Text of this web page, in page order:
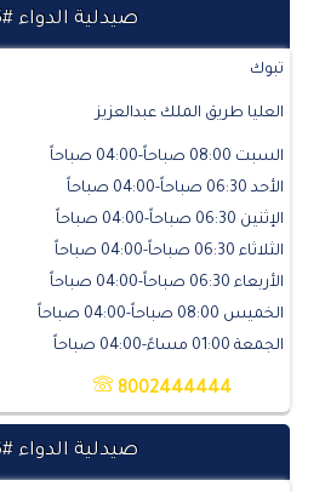
صيدلية الدواء #205
تبوك
العليا طريق الملك عبدالعزيز
السبت 08:00 صباحاً-04:00 صباحاً
الأحد 06:30 صباحاً-04:00 صباحاً
الإثنين 06:30 صباحاً-04:00 صباحاً
الثلاثاء 06:30 صباحاً-04:00 صباحاً
الأربعاء 06:30 صباحاً-04:00 صباحاً
الخميس 08:00 صباحاً-04:00 صباحاً
الجمعة 01:00 مساءً-04:00 صباحاً
8002444444
صيدلية الدواء #206